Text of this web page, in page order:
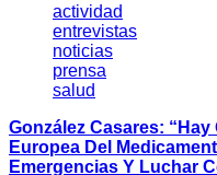
actividad
entrevistas
noticias
prensa
salud
González Casares:
Europea Del
Emergencias Y Luchar